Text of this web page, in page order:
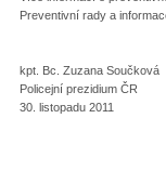
Preventivní rady a
kpt. Bc. Zuzana Součková
Policejní prezidium ČR
30. listopadu 2011